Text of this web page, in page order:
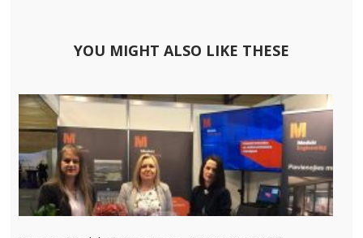
YOU MIGHT ALSO LIKE THESE